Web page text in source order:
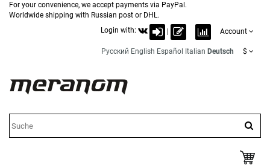
For your convenience, we accept payments via PayPal.
Worldwide shipping with Russian post or DHL.
Login with:
Account
Русский English Español Italian Deutsch $